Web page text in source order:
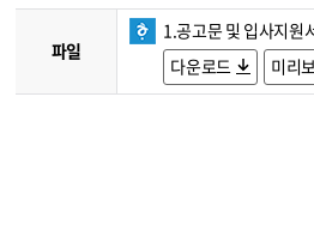
파일
1.공고문 및 입사지원
다운로드
미리